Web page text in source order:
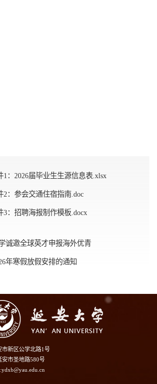
1：2026届毕业生生源信息表.xlsx
2：参会交通住宿指南.doc
3：招聘海报制作模板.docx
诚邀全球英才申报海外优青
年寒假放假安排的通知
市新区公学北路1号
安市圣地路580号